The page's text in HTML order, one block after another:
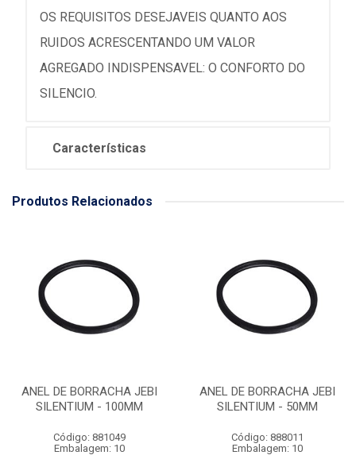
OS REQUISITOS DESEJAVEIS QUANTO AOS
RUIDOS ACRESCENTANDO UM VALOR
AGREGADO INDISPENSAVEL: O CONFORTO DO
SILENCIO.
Características
Produtos Relacionados
ANEL DE BORRACHA JEBI
SILENTIUM - 100MM
Código: 881049
Embalagem: 10
ANEL DE BORRACHA JEBI
SILENTIUM - 50MM
Código: 888011
Embalagem: 10